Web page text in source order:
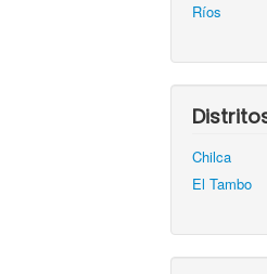
Ríos
Chilca
El Tambo